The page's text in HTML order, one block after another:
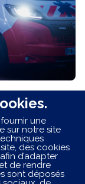
une
sur notre site
des cookies
d’adapter
de rendre
sont déposés
secours
médicaux
avec des
autour de